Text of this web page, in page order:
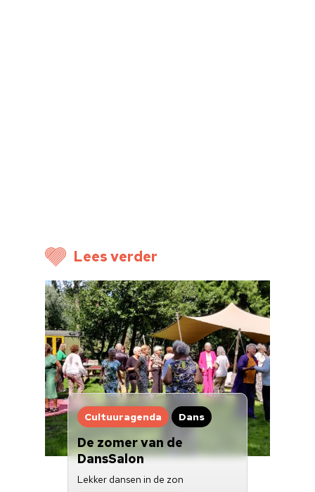
Lees verder
Cultuuragenda Dans
De zomer van de
DansSalon
Lekker dansen in de zon
Doneren